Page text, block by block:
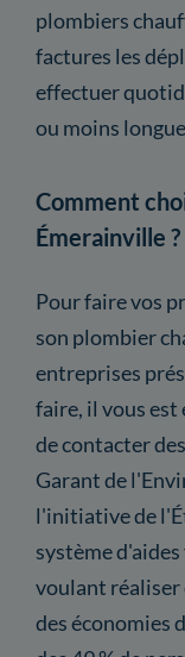
plombiers
factures les
effectuer
ou moins
Comment
Émerainville ?
Pour faire vos
son plombier
entreprises
faire, il vous
de contacter
Garant de
l'initiative de
système
voulant réaliser
des économies